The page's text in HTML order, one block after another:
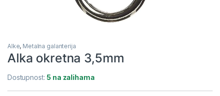
Alke, Metalna galanterija
Alka okretna 3,5mm
Dostupnost:5 na zalihama